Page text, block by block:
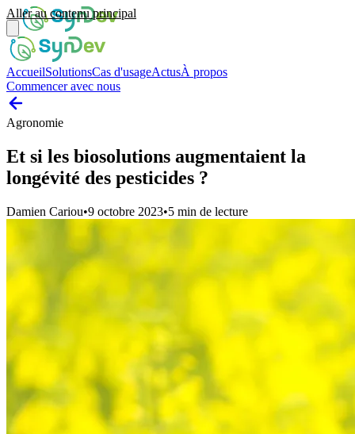
Aller au contenu principal
AccueilSolutionsCas d'usageActusÀ propos
Commencer avec nous
Agronomie
Et si les biosolutions augmentaient la
longévité des pesticides ?
Damien Cariou•9 octobre 2023•5 min de lecture